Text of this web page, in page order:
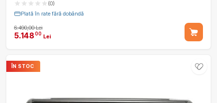
(0)
Plată în rate fără dobândă
6.490,00 Lei
5.14800 Lei
ÎN STOC